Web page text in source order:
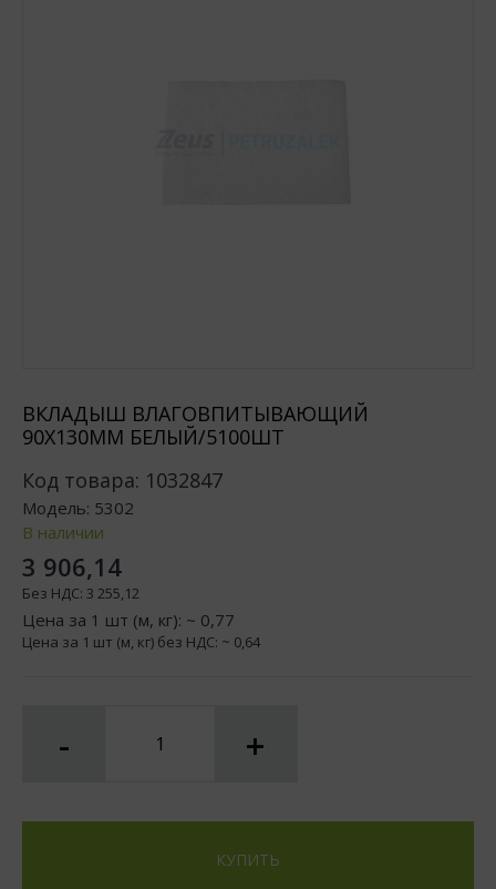
ВКЛАДЫШ ВЛАГОВПИТЫВАЮЩИЙ
90X130ММ БЕЛЫЙ/5100ШТ
Код товара: 1032847
Модель: 5302
В наличии
3 906,14
Без НДС: 3 255,12
Цена за 1 шт (м, кг): ~ 0,77
Цена за 1 шт (м, кг) без НДС: ~ 0,64
- +
КУПИТЬ